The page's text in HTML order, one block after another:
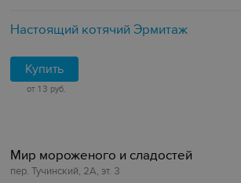
Настоящий котячий Эрмитаж
Купить
от 13 руб.
Мир мороженого и сладостей
пер. Тучинский, 2А, эт. 3